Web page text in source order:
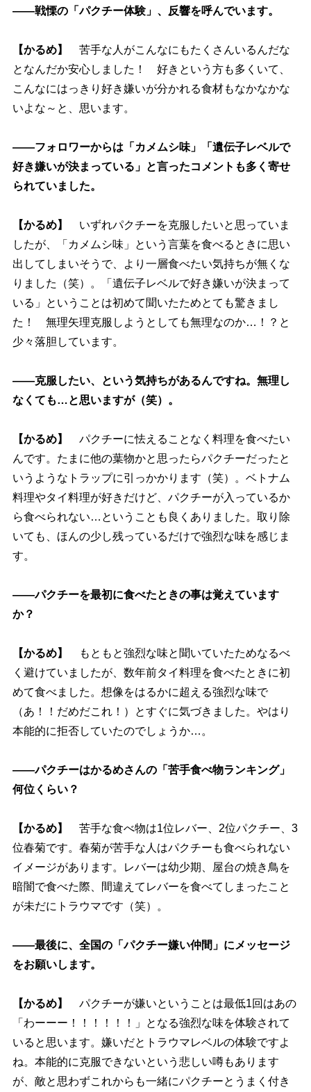
――戦慄の「パクチー体験」、反響を呼んでいます。
【かるめ】 苦手な人がこんなにもたくさんいるんだな
となんだか安心しました！ 好きという方も多くいて、
こんなにはっきり好き嫌いが分かれる食材もなかなかな
いよな～と、思います。
――フォロワーからは「カメムシ味」「遺伝子レベルで
好き嫌いが決まっている」と言ったコメントも多く寄せ
られていました。
【かるめ】
いずれパクチーを克服したいと思っていま
したが、「カメムシ味」という言葉を食べるときに思い
出してしまいそうで、より一層食べたい気持ちが無くな
りました（笑）。「遺伝子レベルで好き嫌いが決まって
いる」ということは初めて聞いたためとても驚きまし
た！ 無理矢理克服しようとしても無理なのか…！？と
少々落胆しています。
――克服したい、という気持ちがあるんですね。無理し
なくても…と思いますが（笑）。
【かるめ】 パクチーに怯えることなく料理を食べたい
んです。たまに他の葉物かと思ったらパクチーだったと
いうようなトラップに引っかかります（笑）。ベトナム
料理やタイ料理が好きだけど、パクチーが入っているか
ら食べられない…ということも良くありました。取り除
いても、ほんの少し残っているだけで強烈な味を感じま
す。
――パクチーを最初に食べたときの事は覚えています
か？
【かるめ】
もともと強烈な味と聞いていたためなるべ
く避けていましたが、数年前タイ料理を食べたときに初
めて食べました。想像をはるかに超える強烈な味で
（あ！！だめだこれ！）とすぐに気づきました。やはり
本能的に拒否していたのでしょうか…。
――パクチーはかるめさんの「苦手食べ物ランキング」
何位くらい？
【かるめ】
苦手な食べ物は1位レバー、2位パクチー、3
位春菊です。春菊が苦手な人はパクチーも食べられない
イメージがあります。レバーは幼少期、屋台の焼き鳥を
暗闇で食べた際、間違えてレバーを食べてしまったこと
が未だにトラウマです（笑）。
――最後に、全国の「パクチー嫌い仲間」にメッセージ
をお願いします。
【かるめ】
パクチーが嫌いということは最低1回はあの
「わーーー！！！！！！」となる強烈な味を体験されて
いると思います。嫌いだとトラウマレベルの体験ですよ
ね。本能的に克服できないという悲しい噂もあります
が、敵と思わずこれからも一緒にパクチーとうまく付き